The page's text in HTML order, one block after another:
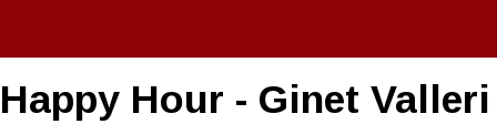
Happy Hour - Ginet